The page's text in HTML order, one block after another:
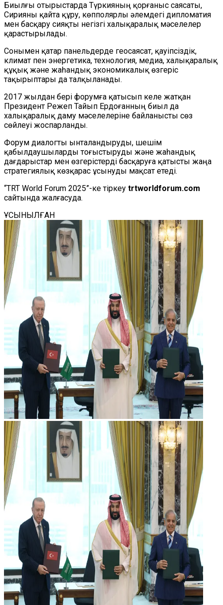
Биылғы отырыстарда Түркияның қорғаныс саясаты,
Сирияны қайта құру, көпполярлы әлемдегі дипломатия
мен басқару сияқты негізгі халықаралық мәселелер
қарастырылады.
Сонымен қатар панельдерде геосаясат, қауіпсіздік,
климат пен энергетика, технология, медиа, халықаралық
құқық және жаһандық экономикалық өзгеріс
тақырыптары да талқыланады.
2017 жылдан бері форумға қатысып келе жатқан
Президент Режеп Тайып Ердоғанның биыл да
халықаралық даму мәселелеріне байланысты сөз
сөйлеуі жоспарланды.
Форум диалогты ынталандыруды, шешім
қабылдаушыларды тоғыстыруды және жаһандық
дағдарыстар мен өзгерістерді басқаруға қатысты жаңа
стратегиялық көзқарас ұсынуды мақсат етеді.
“TRT World Forum 2025”-ке тіркеу trtworldforum.com
сайтында жалғасуда.
ҰСЫНЫЛҒАН